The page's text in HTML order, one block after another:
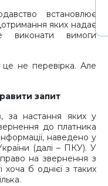
встановлює
яких надає
виконати вимоги
не перевірка. Але
запит
за настання яких у
до платника
наведено у
(далі – ПКУ). У
на звернення з
б однієї з таких